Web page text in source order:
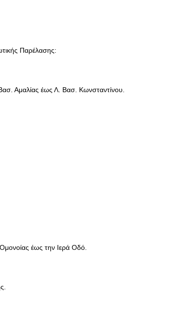
Παρέλασης:
Αμαλίας έως Λ. Βασ. Κωνσταντίνου.
έως την Ιερά Οδό.